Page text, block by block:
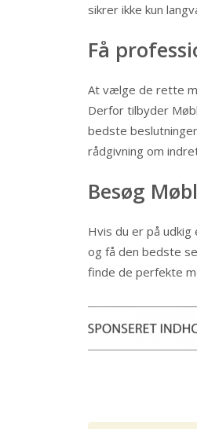
sikrer ikke kun
Få
At vælge de rette
Derfor tilbyder
bedste
rådgivning om
Besøg
Hvis du er på
og få den bedste
finde de perfekte